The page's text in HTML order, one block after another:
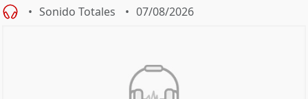
Sonido Totales 07/08/2026